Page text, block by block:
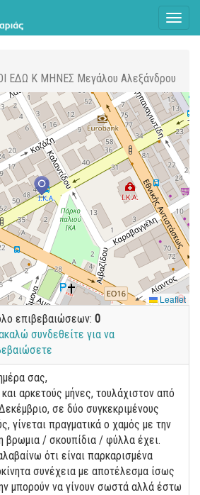
ΕΔΩ Κ ΜΗΝΕΣ Μεγάλου Αλεξάνδρου
Leaflet
επιβεβαιώσεων: 0
συνδεθείτε για να
σας,
αρκετούς μήνες, τουλάχιστον από
σε δύο συγκεκριμένους
γίνεται πραγματικά ο χαμός με την
βρωμια / σκουπίδια / φύλλα έχει.
ότι είναι παρκαρισμένα
συνέχεια με αποτέλεσμα ίσως
μπορούν να γίνουν σωστά αλλά έστω